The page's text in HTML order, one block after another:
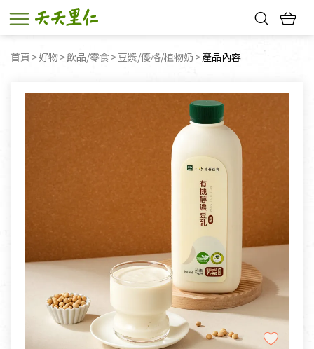
首頁 好物 飲品/零食 豆漿/優格/植物奶 目前頁面：
產品內容